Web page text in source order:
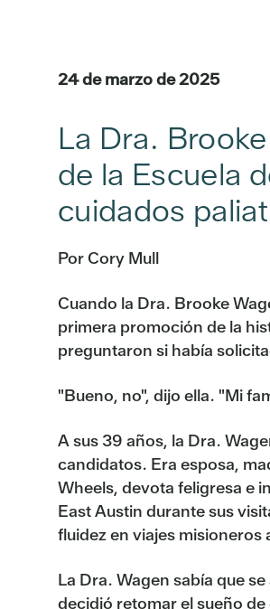
24 de marzo de 2025
La Dra.
de la Escuela
cuidados
Por Cory Mull
Cuando la Dra. Brooke
primera promoción de la
preguntaron si había
"Bueno, no", dijo ella. "Mi
A sus 39 años, la Dra.
candidatos. Era esposa,
Wheels, devota feligresa e
East Austin durante sus
fluidez en viajes misioneros
La Dra. Wagen sabía que
decidió retomar el sueño